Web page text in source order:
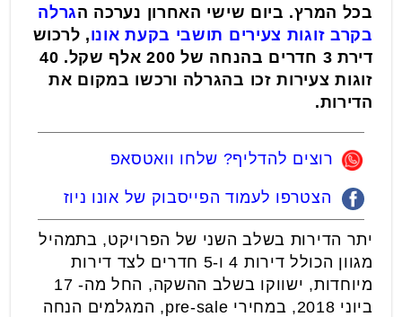
בכל המרץ. ביום שישי האחרון נערכה הגרלה
בקרב זוגות צעירים תושבי בקעת אונו, לרכוש
דירת 3 חדרים בהנחה של 200 אלף שקל. 40
זוגות צעירות זכו בהגרלה ורכשו במקום את
הדירות.
רוצים להדליף? שלחו וואטסאפ
הצטרפו לעמוד הפייסבוק של אונו ניוז
יתר הדירות בשלב השני של הפרויקט, בתמהיל
מגוון הכולל דירות 4 ו-5 חדרים לצד דירות
מיוחדות, ישווקו בשלב ההשקה, החל מה- 17
ביוני 2018, במחירי pre-sale, המגלמים הנחה